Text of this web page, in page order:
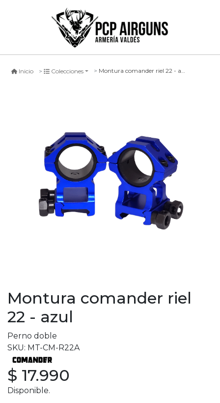
Inicio Colecciones Montura comander riel 22 - azul
Montura comander riel
22 - azul
Perno doble
SKU: MT-CM-R22A
$ 17.990
Disponible.